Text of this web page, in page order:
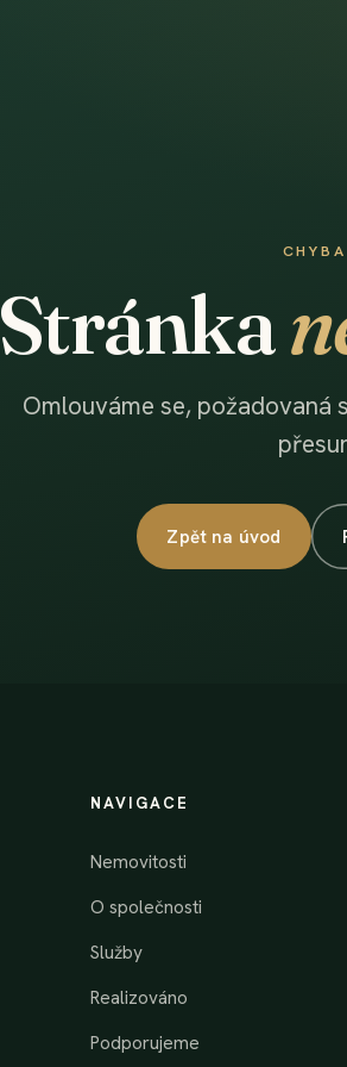
Stránka
Omlouváme se, požadovaná
Zpět na úvod
NAVIGACE
Nemovitosti
O společnosti
Služby
Realizováno
Podporujeme